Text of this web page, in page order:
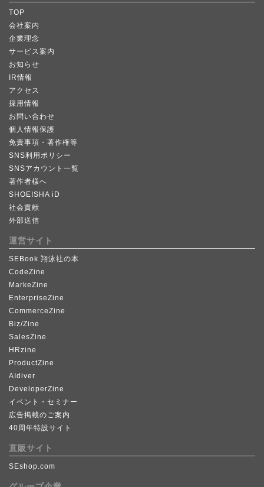
TOP
会社案内
企業理念
サービス案内
お知らせ
IR情報
アクセス
採用情報
お問い合わせ
個人情報保護
免責事項・著作権等
SNS利用ポリシー
SNSアカウント一覧
著作者様へ
SHOEISHA iD
社会貢献
外部送信
運営サイト
SEBook 翔泳社の本
CodeZine
MarkeZine
EnterpriseZine
CommerceZine
Biz/Zine
SalesZine
HRzine
ProductZine
AIdiver
DeveloperZine
イベント・セミナー
広告掲載のご案内
40周年特設サイト
直販サイト
SEshop.com